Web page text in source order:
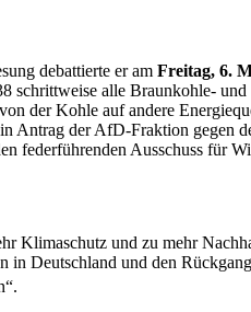
debattierte er am Freitag, 6.
schrittweise alle Braunkohle-
der Kohle auf andere
Antrag der AfD-Fraktion gegen
federführenden Ausschuss für
Klimaschutz und zu mehr
in Deutschland und den